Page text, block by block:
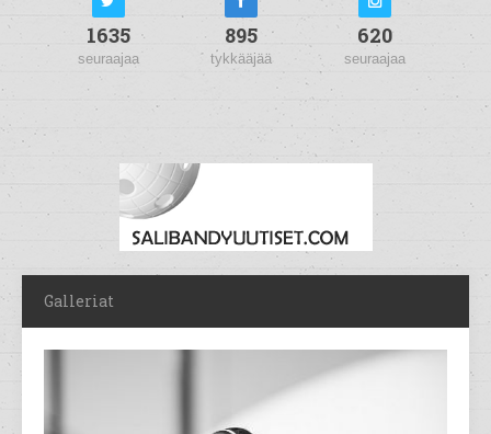
1635
seuraajaa
895
tykkääjää
620
seuraajaa
Galleriat